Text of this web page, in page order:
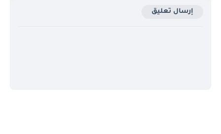
إرسال تعليق